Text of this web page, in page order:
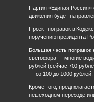
Партия «Единая Россия»
движения будет
Проект поправок в
поручению президента
Большая часть поправок
светофора — многие
рублей (сейчас 700
— со 100 до 1000 рублей.
Кроме того,
пешеходном переходе